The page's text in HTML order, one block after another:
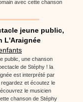
avec cette chanson
jeune public,
L'Araignée
public, une chanson
de Stéphy ! la
est interprété par
regardez et écoutez le
le musicien
chanson de Stéphy